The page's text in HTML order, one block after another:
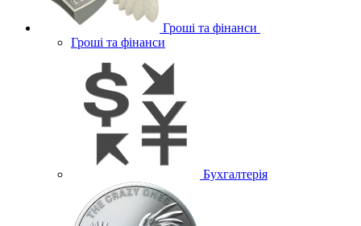
Гроші та фінанси
Гроші та фінанси
Бухгалтерія